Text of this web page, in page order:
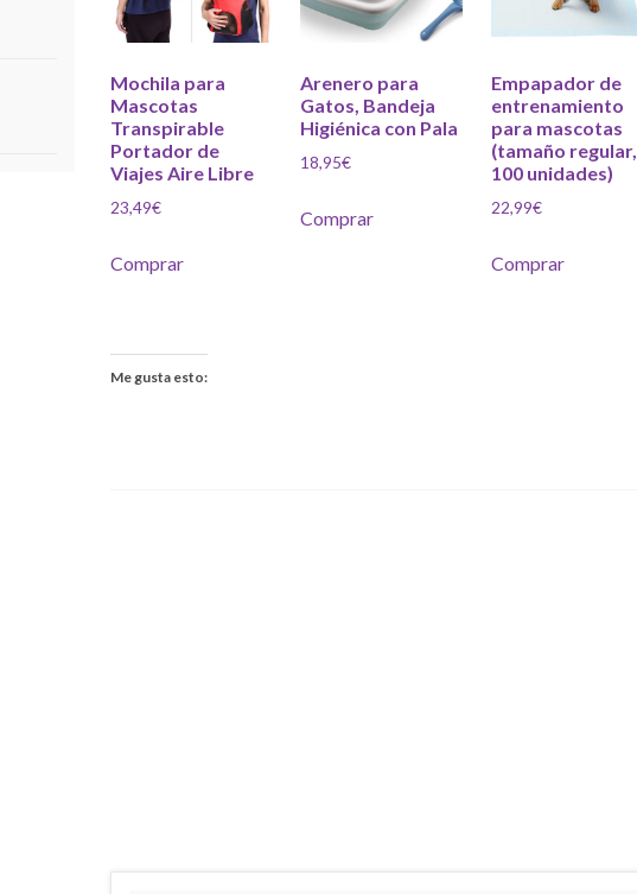
Mochila para
Mascotas
Transpirable
Portador de
Viajes Aire Libre
23,49€
Comprar
Arenero para
Gatos, Bandeja
Higiénica con Pala
18,95€
Comprar
Empapador de
entrenamiento
para mascotas
(tamaño regular,
100 unidades)
22,99€
Comprar
Me gusta esto: